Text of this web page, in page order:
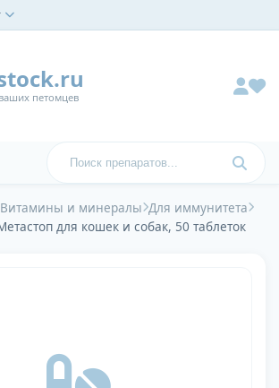
петомцев
Витамины и минералы Для иммунитета
для кошек и собак, 50 таблеток